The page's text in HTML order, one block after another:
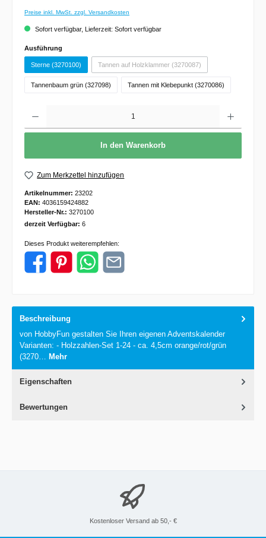
Preise inkl. MwSt. zzgl. Versandkosten
Sofort verfügbar, Lieferzeit: Sofort verfügbar
Ausführung
Sterne (3270100) Tannen auf Holzklammer (3270087)
Tannenbaum grün (327098) Tannen mit Klebepunkt (3270086)
In den Warenkorb
Zum Merkzettel hinzufügen
Artikelnummer: 23202
EAN: 4036159424882
Hersteller-Nr.: 3270100
derzeit Verfügbar: 6
Dieses Produkt weiterempfehlen:
Beschreibung
von HobbyFun gestalten Sie Ihren eigenen Adventskalender
Varianten: - Holzzahlen-Set 1-24 - ca. 4,5cm orange/rot/grün
(3270… Mehr
Eigenschaften
Bewertungen
Kostenloser Versand ab 50,- €